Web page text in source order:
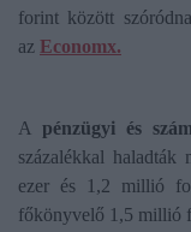
forint között
az Economx.
A pénzügyi és
százalékkal
ezer és 1,2 millió
főkönyvelő 1,5 millió